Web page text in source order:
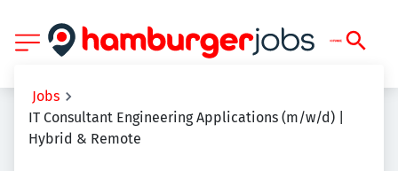
Jobs
IT Consultant Engineering Applications (m/w/d) |
Hybrid & Remote